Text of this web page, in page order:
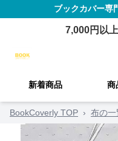
ブックカバー専
7,000円以
新着商品 商
BookCoverly TOP › 布の一